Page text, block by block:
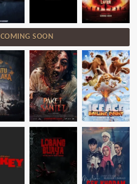
COMING SOON